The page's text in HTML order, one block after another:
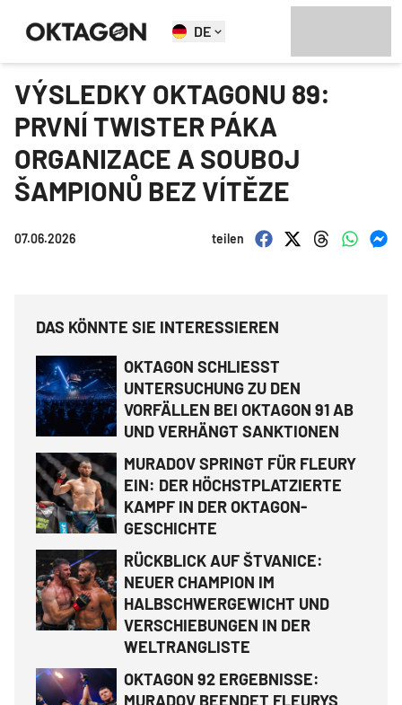
DE
VÝSLEDKY OKTAGONU 89:
PRVNÍ TWISTER PÁKA
ORGANIZACE A SOUBOJ
ŠAMPIONŮ BEZ VÍTĚZE
07.06.2026 teilen
DAS KÖNNTE SIE INTERESSIEREN
OKTAGON SCHLIESST
UNTERSUCHUNG ZU DEN
VORFÄLLEN BEI OKTAGON 91 AB
UND VERHÄNGT SANKTIONEN
MURADOV SPRINGT FÜR FLEURY
EIN: DER HÖCHSTPLATZIERTE
KAMPF IN DER OKTAGON-
GESCHICHTE
RÜCKBLICK AUF ŠTVANICE:
NEUER CHAMPION IM
HALBSCHWERGEWICHT UND
VERSCHIEBUNGEN IN DER
WELTRANGLISTE
OKTAGON 92 ERGEBNISSE:
MURADOV BEENDET FLEURYS